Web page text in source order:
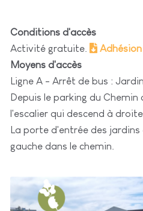
Conditions d'accès
Activité gratuite.
Moyens d'accès
Ligne A - Arrêt de bus :
Depuis le parking du Chemin
l'escalier qui descend à
La porte d'entrée des
gauche dans le chemin.